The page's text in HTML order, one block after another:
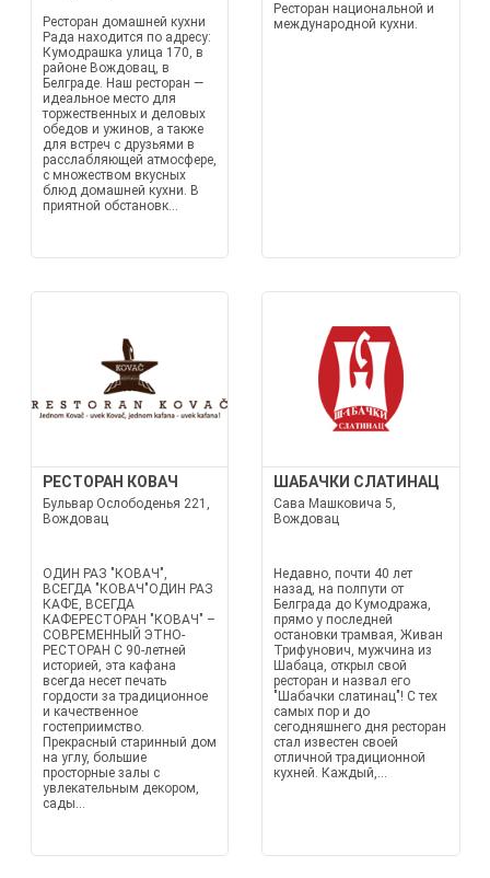
Ресторан домашней кухни
Рада находится по адресу:
Кумодрашка улица 170, в
районе Вождовац, в
Белграде. Наш ресторан —
идеальное место для
торжественных и деловых
обедов и ужинов, а также
для встреч с друзьями в
расслабляющей атмосфере,
с множеством вкусных
блюд домашней кухни. В
приятной обстановк...
Ресторан национальной и
международной кухни.
РЕСТОРАН КОВАЧ
Бульвар Ослободенья 221,
Вождовац
ОДИН РАЗ "КОВАЧ",
ВСЕГДА "КОВАЧ"ОДИН РАЗ
КАФЕ, ВСЕГДА
КАФЕРЕСТОРАН "КОВАЧ" –
СОВРЕМЕННЫЙ ЭТНО-
РЕСТОРАН С 90-летней
историей, эта кафана
всегда несет печать
гордости за традиционное
и качественное
гостеприимство.
Прекрасный старинный дом
на углу, большие
просторные залы с
увлекательным декором,
сады...
ШАБАЧКИ СЛАТИНАЦ
Сава Машковича 5,
Вождовац
Недавно, почти 40 лет
назад, на полпути от
Белграда до Кумодража,
прямо у последней
остановки трамвая, Живан
Трифунович, мужчина из
Шабаца, открыл свой
ресторан и назвал его
"Шабачки слатинац"! С тех
самых пор и до
сегодняшнего дня ресторан
стал известен своей
отличной традиционной
кухней. Каждый,...